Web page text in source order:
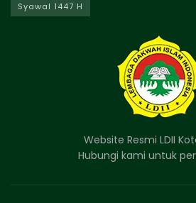
Syawal 1447 H
Website Resmi LDII
Hubungi kami untuk